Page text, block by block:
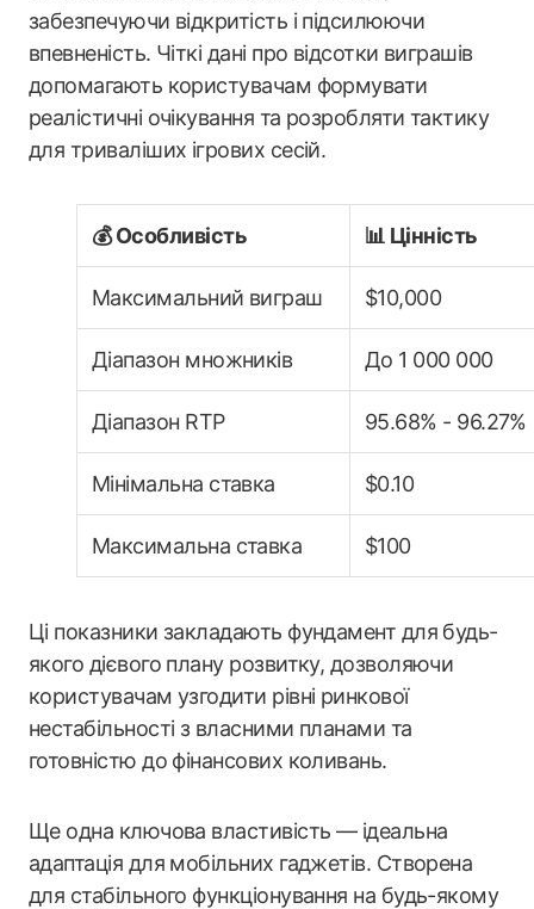
забезпечуючи відкритість і підсилюючи
впевненість. Чіткі дані про відсотки виграшів
допомагають користувачам формувати
реалістичні очікування та розробляти тактику
для триваліших ігрових сесій.
💰 Особливість 📊 Цінність
Максимальний виграш $10,000
Діапазон множників До 1 000 000
Діапазон RTP 95.68% - 96.27%
Мінімальна ставка $0.10
Максимальна ставка $100
Ці показники закладають фундамент для будь-
якого дієвого плану розвитку, дозволяючи
користувачам узгодити рівні ринкової
нестабільності з власними планами та
готовністю до фінансових коливань.
Ще одна ключова властивість — ідеальна
адаптація для мобільних гаджетів. Створена
для стабільного функціонування на будь-якому